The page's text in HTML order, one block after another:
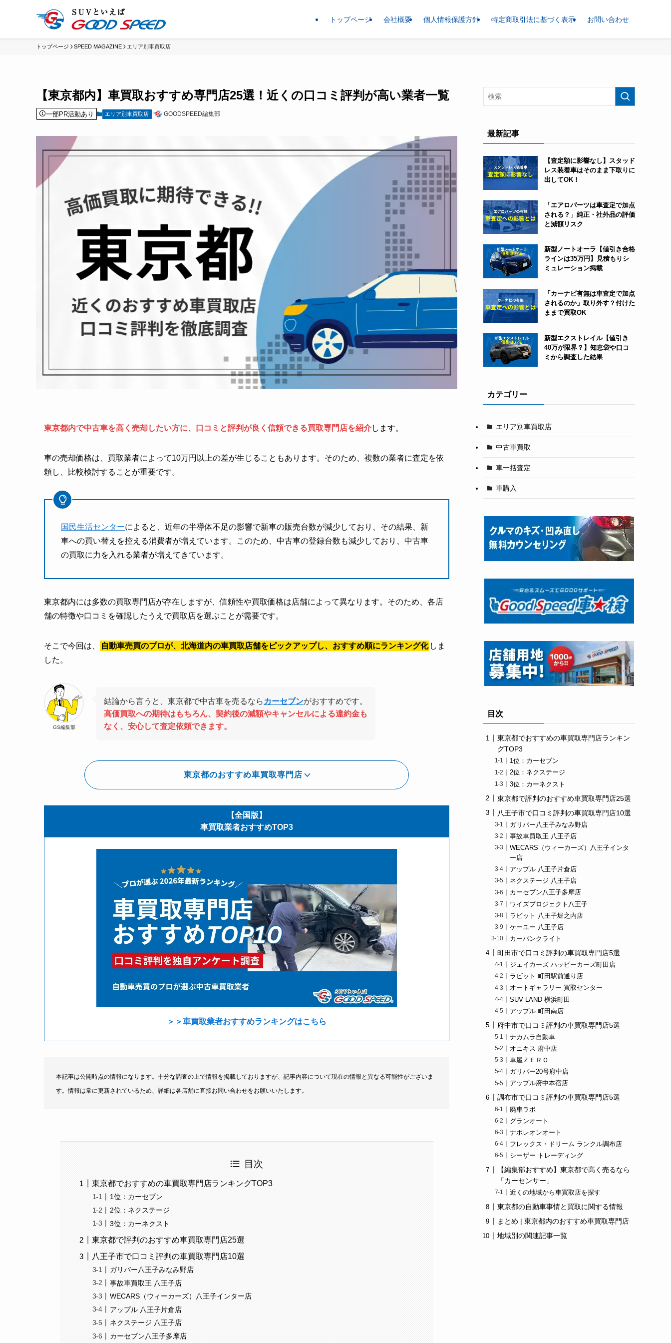
トップページ 会社概要 個人情報保護方針 特定商取引法に基づく表示 お問い合わせ
トップページ SPEED MAGAZINE エリア別車買取店
【東京都内】車買取おすすめ専門店25選！近くの口コミ評判が高い業者一覧
一部PR活動あり エリア別車買取店 GOODSPEED編集部
東京都内で中古車を高く売却したい方に、口コミと評判が良く信頼できる買取専門店を紹介します。
車の売却価格は、買取業者によって10万円以上の差が生じることもあります。​そのため、複数の業者に査定を依
頼し、比較検討することが重要です。​
国民生活センターによると、近年の半導体不足の影響で新車の販売台数が減少しており、その結果、新
車への買い替えを控える消費者が増えています。このため、中古車の登録台数も減少しており、中古車
の買取に力を入れる業者が増えてきています。
東京都内には多数の買取専門店が存在しますが、信頼性や買取価格は店舗によって異なります。​そのため、各店
舗の特徴や口コミを確認したうえで買取店を選ぶことが需要です。​
そこで今回は、 自動車売買のプロが、北海道内の車買取店舗をピックアップし、おすすめ順にランキング化 しま
した。
GS編集部
結論から言うと、東京都で中古車を売るなら カーセブンがおすすめです。
高価買取への期待はもちろん、契約後の減額やキャンセルによる違約金も
なく、安心して査定依頼できます。
東京都のおすすめ車買取専門店
【全国版】
車買取業者おすすめTOP3
＞＞車買取業者おすすめランキングはこちら
本記事は公開時点の情報になります。十分な調査の上で情報を掲載しておりますが、記事内容について現在の情報と異なる可能性がございま
す。情報は常に更新されているため、詳細は各店舗に直接お問い合わせをお願いいたします。
目次
東京都でおすすめの車買取専門店ランキングTOP3
1位：カーセブン
2位：ネクステージ
3位：カーネクスト
東京都で評判のおすすめ車買取専門店25選
八王子市で口コミ評判の車買取専門店10選
ガリバー八王子みなみ野店
事故車買取王 八王子店
WECARS（ウィーカーズ）八王子インター店
アップル 八王子片倉店
ネクステージ 八王子店
カーセブン八王子多摩店
最新記事
【査定額に影響なし】スタッド
レス装着車はそのまま下取りに
出してOK！
「エアロパーツは車査定で加点
される？」純正・社外品の評価
と減額リスク
新型ノートオーラ【値引き合格
ラインは35万円】見積もりシ
ミュレーション掲載
「カーナビ有無は車査定で加点
されるのか」取り外す？付けた
ままで買取OK
新型エクストレイル【値引き
40万が限界？】知恵袋や口コ
ミから調査した結果
カテゴリー
エリア別車買取店
中古車買取
車一括査定
車購入
目次
東京都でおすすめの車買取専門店ランキン
グTOP3
1位：カーセブン
2位：ネクステージ
3位：カーネクスト
東京都で評判のおすすめ車買取専門店25選
八王子市で口コミ評判の車買取専門店10選
ガリバー八王子みなみ野店
事故車買取王 八王子店
WECARS（ウィーカーズ）八王子インタ
ー店
アップル 八王子片倉店
ネクステージ 八王子店
カーセブン八王子多摩店
ワイズプロジェクト八王子
ラビット 八王子堀之内店
ケーユー 八王子店
カーバンクライト
町田市で口コミ評判の車買取専門店5選
ジェイカーズ ハッピーカーズ町田店
ラビット 町田駅前通り店
オートギャラリー 買取センター
SUV LAND 横浜町田
アップル 町田南店
府中市で口コミ評判の車買取専門店5選
ナカムラ自動車
オニキス 府中店
車屋ＺＥＲＯ
ガリバー20号府中店
アップル府中本宿店
調布市で口コミ評判の車買取専門店5選
廃車ラボ
グランオート
ナポレオンオート
フレックス・ドリーム ランクル調布店
シーザー トレーディング
【編集部おすすめ】東京都で高く売るなら
「カーセンサー」
近くの地域から車買取店を探す
東京都の自動車事情と買取に関する情報
まとめ | 東京都内のおすすめ車買取専門店
地域別の関連記事一覧